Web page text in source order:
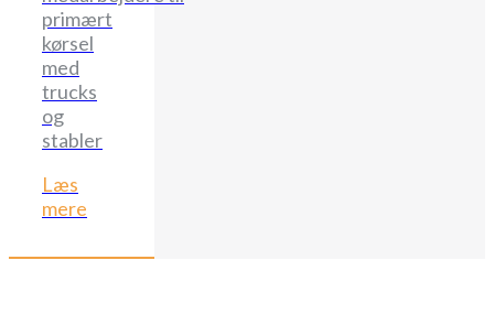
primært
kørsel
med
trucks
og
stabler
Læs
mere